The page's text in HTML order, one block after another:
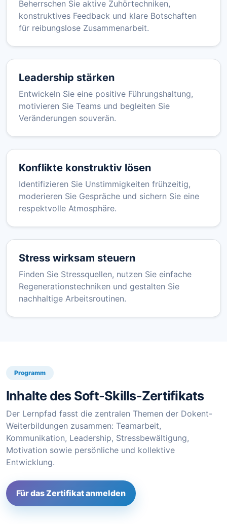
Beherrschen Sie aktive Zuhörtechniken,
konstruktives Feedback und klare Botschaften
für reibungslose Zusammenarbeit.
Leadership stärken
Entwickeln Sie eine positive Führungshaltung,
motivieren Sie Teams und begleiten Sie
Veränderungen souverän.
Konflikte konstruktiv lösen
Identifizieren Sie Unstimmigkeiten frühzeitig,
moderieren Sie Gespräche und sichern Sie eine
respektvolle Atmosphäre.
Stress wirksam steuern
Finden Sie Stressquellen, nutzen Sie einfache
Regenerationstechniken und gestalten Sie
nachhaltige Arbeitsroutinen.
Programm
Inhalte des Soft-Skills-Zertifikats
Der Lernpfad fasst die zentralen Themen der Dokent-
Weiterbildungen zusammen: Teamarbeit,
Kommunikation, Leadership, Stressbewältigung,
Motivation sowie persönliche und kollektive
Entwicklung.
Für das Zertifikat anmelden